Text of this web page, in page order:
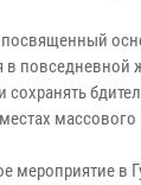
посвященный
в повседневной
массового
мероприятие в